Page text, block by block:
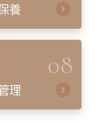
養
08
理